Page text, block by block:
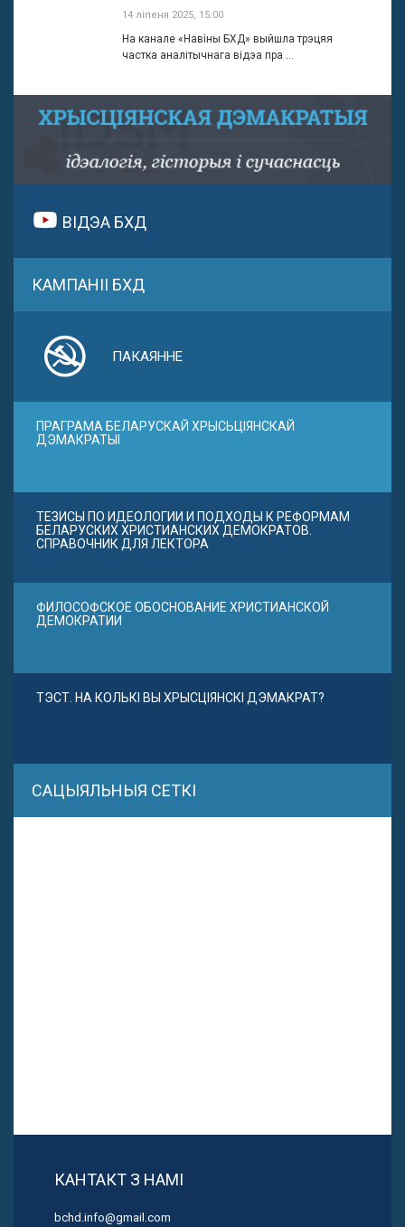
14 ліпеня 2025, 15:00
На канале «Навіны БХД» выйшла трэцяя
частка аналітычнага відэа пра ...
ВІДЭА БХД
КАМПАНІІ БХД
ПАКАЯННЕ
ПРАГРАМА БЕЛАРУСКАЙ ХРЫСЬЦІЯНСКАЙ
ДЭМАКРАТЫІ
ТЕЗИСЫ ПО ИДЕОЛОГИИ И ПОДХОДЫ К РЕФОРМАМ
БЕЛАРУСКИХ ХРИСТИАНСКИХ ДЕМОКРАТОВ.
СПРАВОЧНИК ДЛЯ ЛЕКТОРА
ФИЛОСОФСКОЕ ОБОСНОВАНИЕ ХРИСТИАНСКОЙ
ДЕМОКРАТИИ
ТЭСТ. НА КОЛЬКІ ВЫ ХРЫСЦІЯНСКІ ДЭМАКРАТ?
САЦЫЯЛЬНЫЯ СЕТКІ
КАНТАКТ З НАМІ
bchd.info@gmail.com